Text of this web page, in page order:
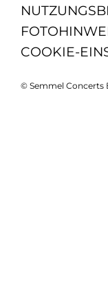
COOKIE-
© Semmel Concerts